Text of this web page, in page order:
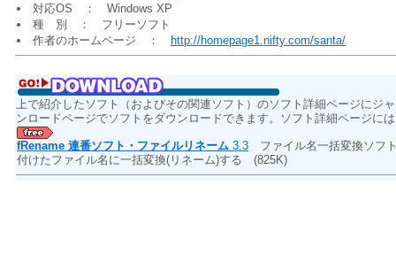
対応OS ： Windows XP
種 別 ： フリーソフト
作者のホームページ ：
http://homepage1.nifty.com/santa/
上で紹介したソフト（およびその関連ソフト）のソフト詳細ページにジ
ンロードページでソフトをダウンロードできます。ソフト詳細ページに
fRename 連番ソフト・ファイルリネーム 3.3 ファイル名一括変換ソフ
付けたファイル名に一括変換(リネーム)する (825K)